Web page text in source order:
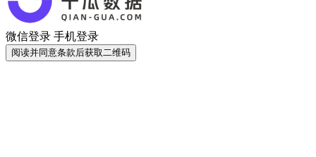
微信登录 手机登录
阅读并同意条款后获取二维码